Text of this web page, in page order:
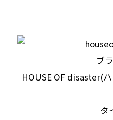
ブ
HOUSE OF disaster(
タ